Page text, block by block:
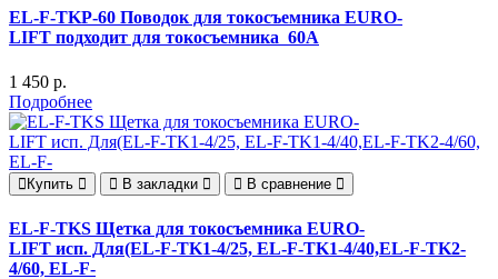
EL-F-TKP-60 Поводок для токосъемника EURO-
LIFT подходит для токосъемника 60A
1 450 р.
Подробнее
Купить В закладки В сравнение
EL-F-TKS Щетка для токосъемника EURO-
LIFT исп. Для(EL-F-TK1-4/25, EL-F-TK1-4/40,EL-F-TK2-
4/60, EL-F-